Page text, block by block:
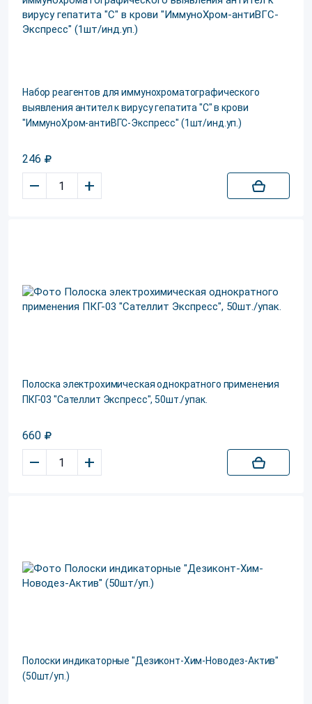
Набор реагентов для иммунохроматографического
выявления антител к вирусу гепатита "С" в крови
"ИммуноХром-антиВГС-Экспресс" (1шт/инд.уп.)
246
– +
Полоска электрохимическая однократного применения
ПКГ-03 "Сателлит Экспресс", 50шт./упак.
660
– +
Полоски индикаторные "Дезиконт-Хим-Новодез-Актив"
(50шт/уп.)